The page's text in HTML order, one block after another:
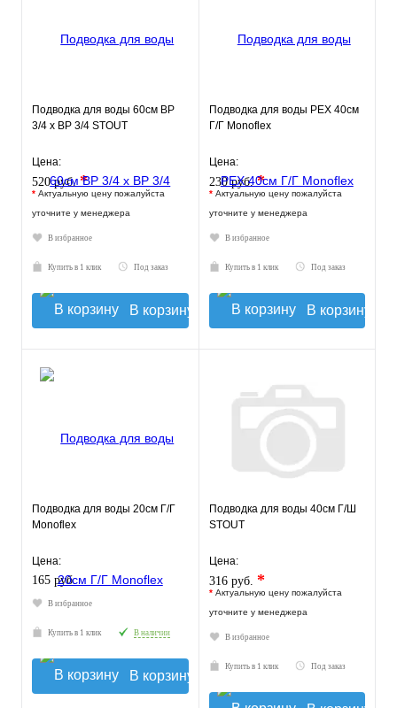
Подводка для воды 60см ВР
3/4 х ВР 3/4 STOUT
Цена:
520 руб. *
* Актуальную цену пожалуйста
уточните у менеджера
В избранное
Купить в 1 клик Под заказ
В корзину
Подводка для воды РЕХ 40см
Г/Г Monoflex
Цена:
230 руб.*
* Актуальную цену пожалуйста
уточните у менеджера
В избранное
Купить в 1 клик Под заказ
В корзину
Подводка для воды 20см Г/Г
Monoflex
Цена:
165 руб.
В избранное
Купить в 1 клик В наличии
В корзину
Подводка для воды 40см Г/Ш
STOUT
Цена:
316 руб. *
* Актуальную цену пожалуйста
уточните у менеджера
В избранное
Купить в 1 клик Под заказ